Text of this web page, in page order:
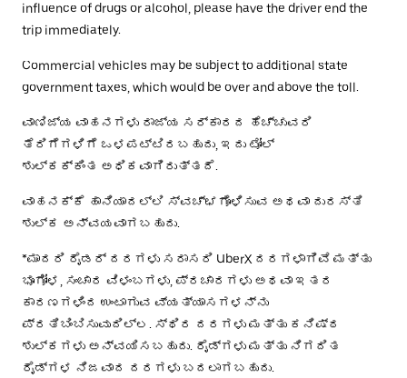
influence of drugs or alcohol, please have the driver end the
trip immediately.
Commercial vehicles may be subject to additional state
government taxes, which would be over and above the toll.
ವಾಣಿಜ್ಯ ವಾಹನಗಳು ರಾಜ್ಯ ಸರ್ಕಾರದ ಹೆಚ್ಚುವರಿ
ತೆರಿಗೆಗಳಿಗೆ ಒಳಪಟ್ಟಿರಬಹುದು, ಇದು ಟೋಲ್
ಶುಲ್ಕಕ್ಕಿಂತ ಅಧಿಕವಾಗಿರುತ್ತದೆ.
ವಾಹನಕ್ಕೆ ಹಾನಿಯಾದಲ್ಲಿ ಸ್ವಚ್ಛಗೊಳಿಸುವ ಅಥವಾ ದುರಸ್ತಿ
ಶುಲ್ಕ ಅನ್ವಯವಾಗಬಹುದು.
*ಮಾದರಿ ರೈಡರ್ ದರಗಳು ಸರಾಸರಿ UberX ದರಗಳಾಗಿವೆ ಮತ್ತು
ಭೂಗೋಳ, ಸಂಚಾರ ವಿಳಂಬಗಳು, ಪ್ರಚಾರಗಳು ಅಥವಾ ಇತರ
ಕಾರಣಗಳಿಂದ ಉಂಟಾಗುವ ವ್ಯತ್ಯಾಸಗಳನ್ನು
ಪ್ರತಿಬಿಂಬಿಸುವುದಿಲ್ಲ. ಸ್ಥಿರ ದರಗಳು ಮತ್ತು ಕನಿಷ್ಠ
ಶುಲ್ಕಗಳು ಅನ್ವಯಿಸಬಹುದು. ರೈಡ್‌ಗಳು ಮತ್ತು ನಿಗದಿತ
ರೈಡ್‌ಗಳ ನಿಜವಾದ ದರಗಳು ಬದಲಾಗಬಹುದು.